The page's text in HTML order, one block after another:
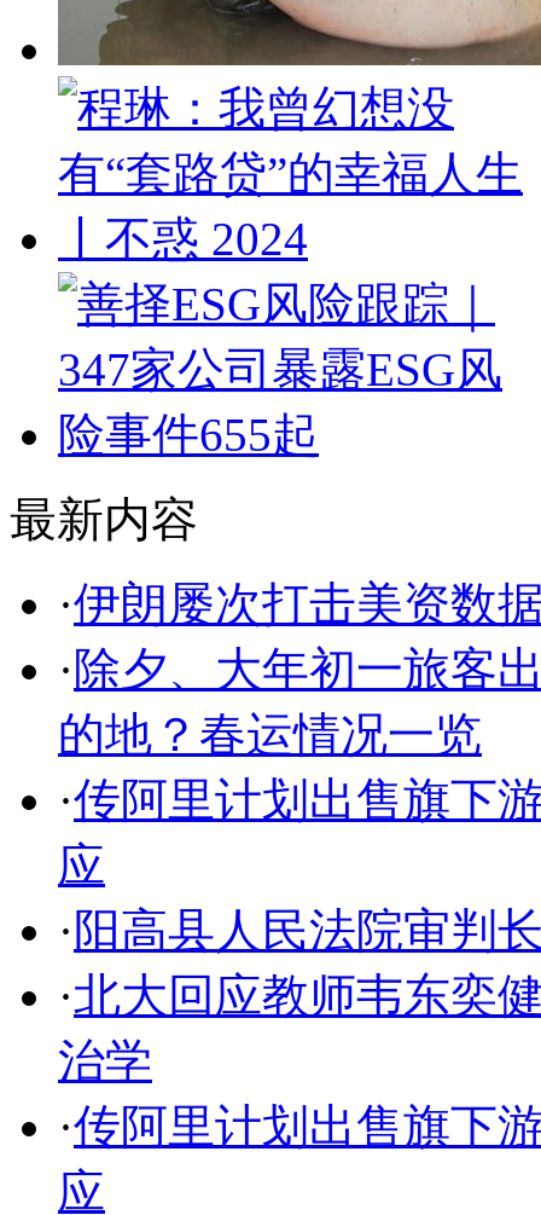
最新内容
·伊朗屡次打击美资数
·除夕、大年初一旅客
的地？春运情况一览
·传阿里计划出售旗下
应
· 阳高县人民法院审判
·北大回应教师韦东奕
治学
·传阿里计划出售旗下
应